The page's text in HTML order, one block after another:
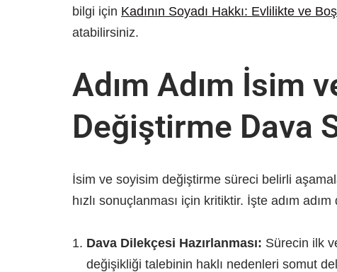
bilgi için Kadının Soyadı Hakkı: Evlilikte ve
atabilirsiniz.
Adım Adım İsim
Değiştirme Dava
İsim ve soyisim değiştirme süreci belirli
hızlı sonuçlanması için kritiktir. İşte adım
Dava Dilekçesi Hazırlanması: Sürecin ilk
değişikliği talebinin haklı nedenleri somut